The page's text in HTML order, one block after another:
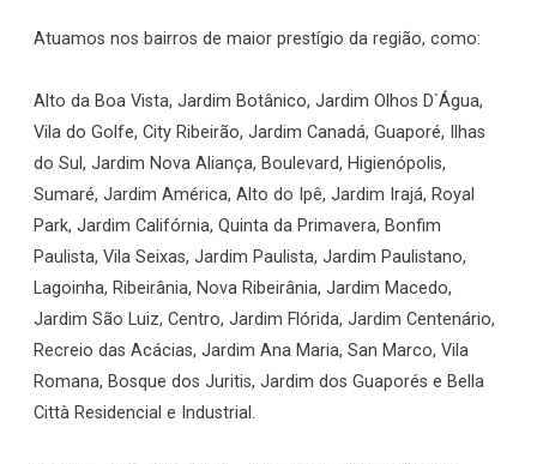
Atuamos nos bairros de maior prestígio da região, como:
Alto da Boa Vista, Jardim Botânico, Jardim Olhos D`Água,
Vila do Golfe, City Ribeirão, Jardim Canadá, Guaporé, Ilhas
do Sul, Jardim Nova Aliança, Boulevard, Higienópolis,
Sumaré, Jardim América, Alto do Ipê, Jardim Irajá, Royal
Park, Jardim Califórnia, Quinta da Primavera, Bonfim
Paulista, Vila Seixas, Jardim Paulista, Jardim Paulistano,
Lagoinha, Ribeirânia, Nova Ribeirânia, Jardim Macedo,
Jardim São Luiz, Centro, Jardim Flórida, Jardim Centenário,
Recreio das Acácias, Jardim Ana Maria, San Marco, Vila
Romana, Bosque dos Juritis, Jardim dos Guaporés e Bella
Città Residencial e Industrial.